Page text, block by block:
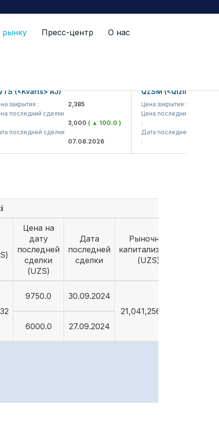
Пресс-центр О нас
(<Kvarts> AJ)
:
2,385
сделки
3,000( ▲ 100.0 )
сделки
07.08.2026
QZSM
Цена закрытия :
Цена последний сделки
Дата последней сделки
Цена на
дату
последней
сделки
(UZS)
Дата
последней
сделки
Рыночная
капитализация
(UZS)
9750.0
30.09.2024
21,041,256,632
6000.0 27.09.2024